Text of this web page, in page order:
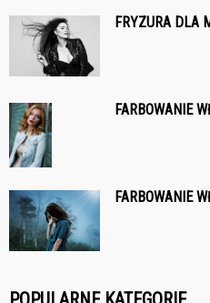
FRYZURA DLA
FARBOWANIE
FARBOWANIE